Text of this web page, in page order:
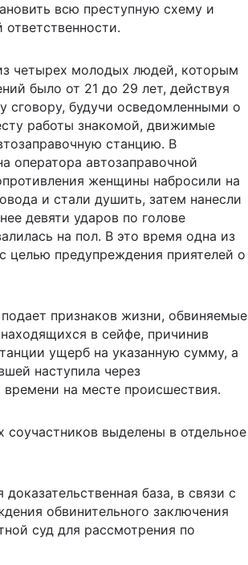
всю преступную схему и
ответственности.
четырех молодых людей, которым
было от 21 до 29 лет, действуя
сговору, будучи осведомленными о
работы знакомой, движимые
станцию. В
оператора автозаправочной
женщины набросили на
и стали душить, затем нанесли
девяти ударов по голове
на пол. В это время одна из
целью предупреждения приятелей о
признаков жизни, обвиняемые
в сейфе, причинив
ущерб на указанную сумму, а
наступила через
на месте происшествия.
выделены в отдельное
база, в связи с
обвинительного заключения
суд для рассмотрения по